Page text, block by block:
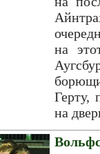
на
Герту,
на